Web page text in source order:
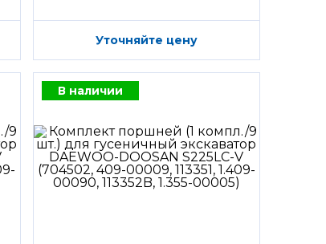
Уточняйте цену
В наличии